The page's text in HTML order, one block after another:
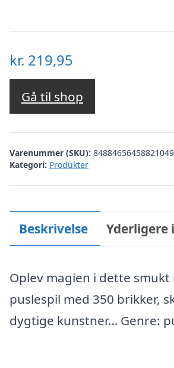
kr. 219,95
Gå til shop
Varenummer (SKU):
Kategori: Produkter
Beskrivelse
Oplev magien i dette
puslespil med 350 brikker,
dygtige kunstner… Genre: